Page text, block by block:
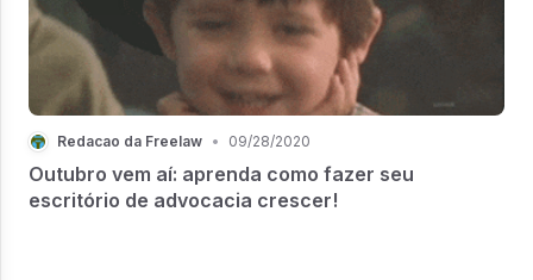
Redacao da Freelaw • 09/28/2020
Outubro vem aí: aprenda como fazer seu
escritório de advocacia crescer!